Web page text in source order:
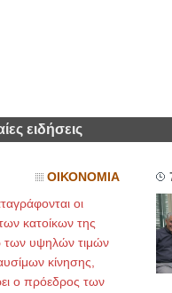
ειδήσεις
ΟΙΚΟΝΟΜΙΑ
οι
κατοίκων της
υψηλών τιμών
κίνησης,
ο πρόεδρος των